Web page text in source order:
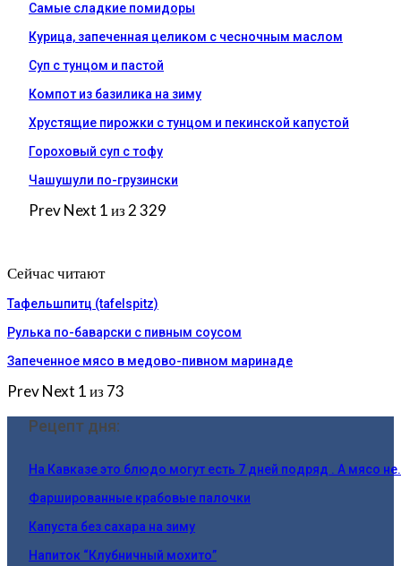
Самые сладкие помидоры
Курица, запеченная целиком с чесночным маслом
Суп с тунцом и пастой
Компот из базилика на зиму
Хрустящие пирожки с тунцом и пекинской капустой
Гороховый суп с тофу
Чашушули по-грузински
PrevNext 1 из 2 329
Сейчас читают
Тафельшпитц (tafelspitz)
Рулька по-баварски с пивным соусом
Запеченное мясо в медово-пивном маринаде
PrevNext 1 из 73
Рецепт дня:
На Кавказе это блюдо могут есть 7 дней подряд . А мясо
Фаршированные крабовые палочки
Капуста без сахара на зиму
Напиток “Клубничный мохито”